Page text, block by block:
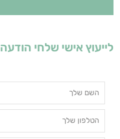
לייעוץ אישי שלחי הודעה